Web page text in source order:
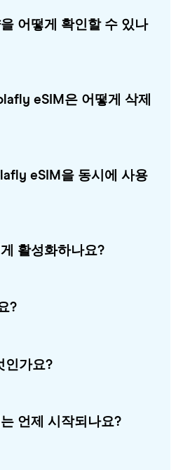
어떻게 확인할 수 있나
eSIM은 어떻게 삭제
eSIM을 동시에 사용
활성화하나요?
?
인가요?
언제 시작되나요?